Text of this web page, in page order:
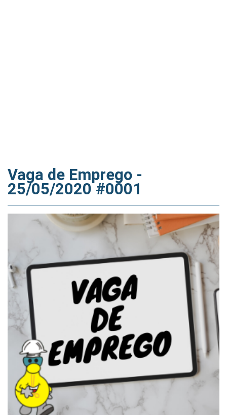
Vaga de Emprego -
25/05/2020 #0001